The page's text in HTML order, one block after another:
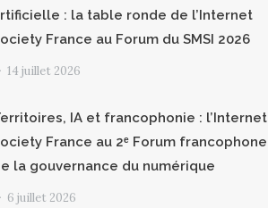
: la table ronde de l’Internet
France au Forum du SMSI 2026
14 juillet 2026
IA et francophonie : l’Internet
France au 2ᵉ Forum francophone
la gouvernance du numérique
6 juillet 2026